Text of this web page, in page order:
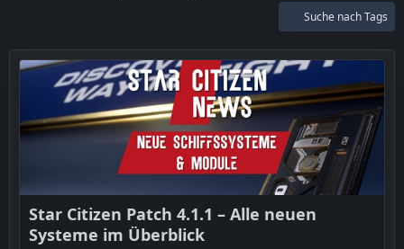
Suche nach Tags
Star Citizen Patch 4.1.1 – Alle neuen
Systeme im Überblick